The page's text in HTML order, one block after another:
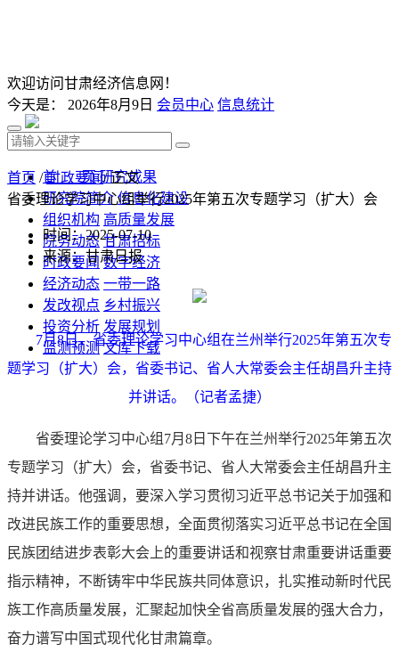
欢迎访问甘肃经济信息网！
今天是： 2026年8月9日 会员中心 信息统计
首 页 研究成果
研究院简介 信息化建设
组织机构 高质量发展
院务动态 甘肃招标
时政要闻 数字经济
经济动态 一带一路
发改视点 乡村振兴
投资分析 发展规划
监测预测 文库下载
首页 /时政要闻/ 正文
省委理论学习中心组举行2025年第五次专题学习（扩大）会
时间：2025-07-10
来源：甘肃日报
7月8日，省委理论学习中心组在兰州举行2025年第五次专
题学习（扩大）会，省委书记、省人大常委会主任胡昌升主持
并讲话。（记者孟捷）
省委理论学习中心组7月8日下午在兰州举行2025年第五次
专题学习（扩大）会，省委书记、省人大常委会主任胡昌升主
持并讲话。他强调，要深入学习贯彻习近平总书记关于加强和
改进民族工作的重要思想，全面贯彻落实习近平总书记在全国
民族团结进步表彰大会上的重要讲话和视察甘肃重要讲话重要
指示精神，不断铸牢中华民族共同体意识，扎实推动新时代民
族工作高质量发展，汇聚起加快全省高质量发展的强大合力，
奋力谱写中国式现代化甘肃篇章。